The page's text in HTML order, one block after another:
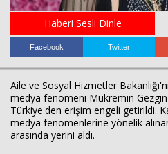
Haberi Sesli Dinle
Facebook Twitter
Aile ve Sosyal Hizmetler
medya fenomeni Mükremin Gezgin
Türkiye'den erişim engeli getirildi.
medya fenomenlerine yönelik
arasında yerini aldı.